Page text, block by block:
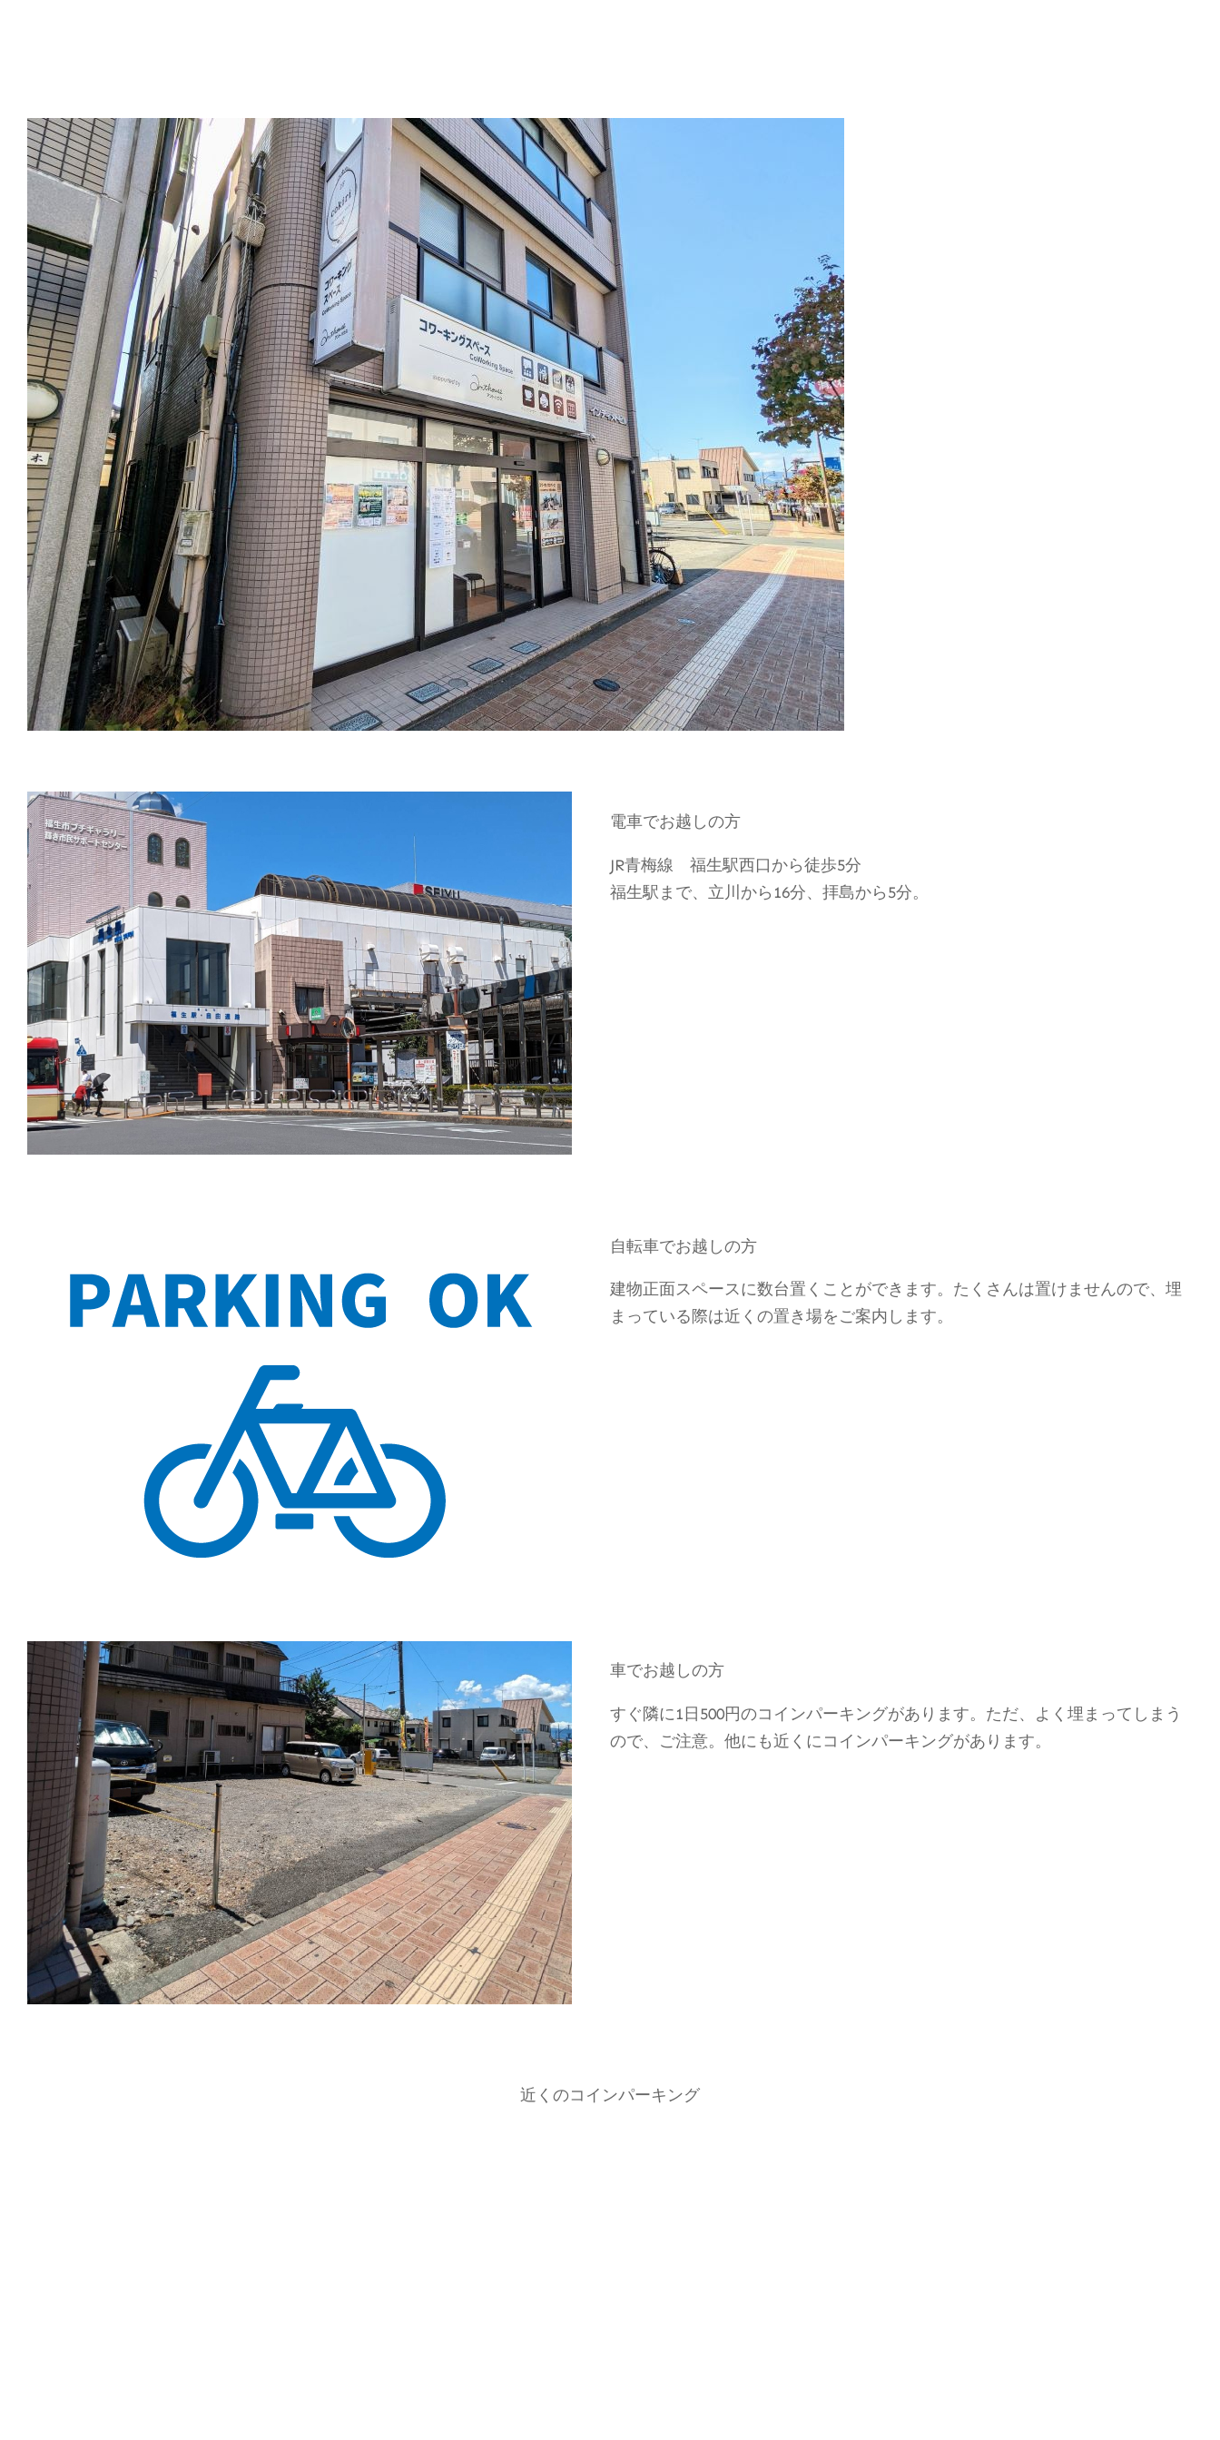
電車でお越しの方
JR青梅線 福生駅西口から徒歩5分
福生駅まで、立川から16分、拝島から5分。
自転車でお越しの方
建物正面スペースに数台置くことができます。たくさんは置けませんので、埋
まっている際は近くの置き場をご案内します。
車でお越しの方
すぐ隣に1日500円のコインパーキングがあります。ただ、よく埋まってしまう
ので、ご注意。他にも近くにコインパーキングがあります。
近くのコインパーキング